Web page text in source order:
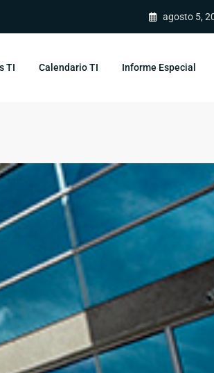
agosto 5,
TI Calendario TI Informe Especial